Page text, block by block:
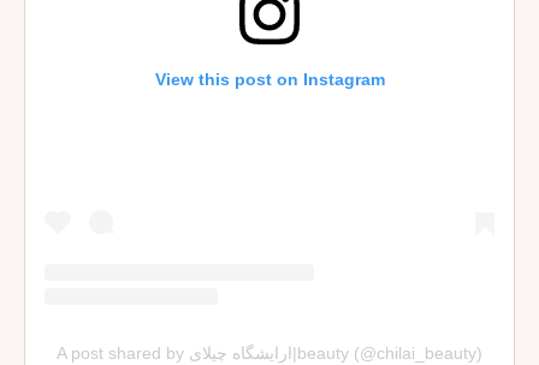
View this post on Instagram
A post shared by ارایشگاه چیلای|beauty (@chilai_beauty)